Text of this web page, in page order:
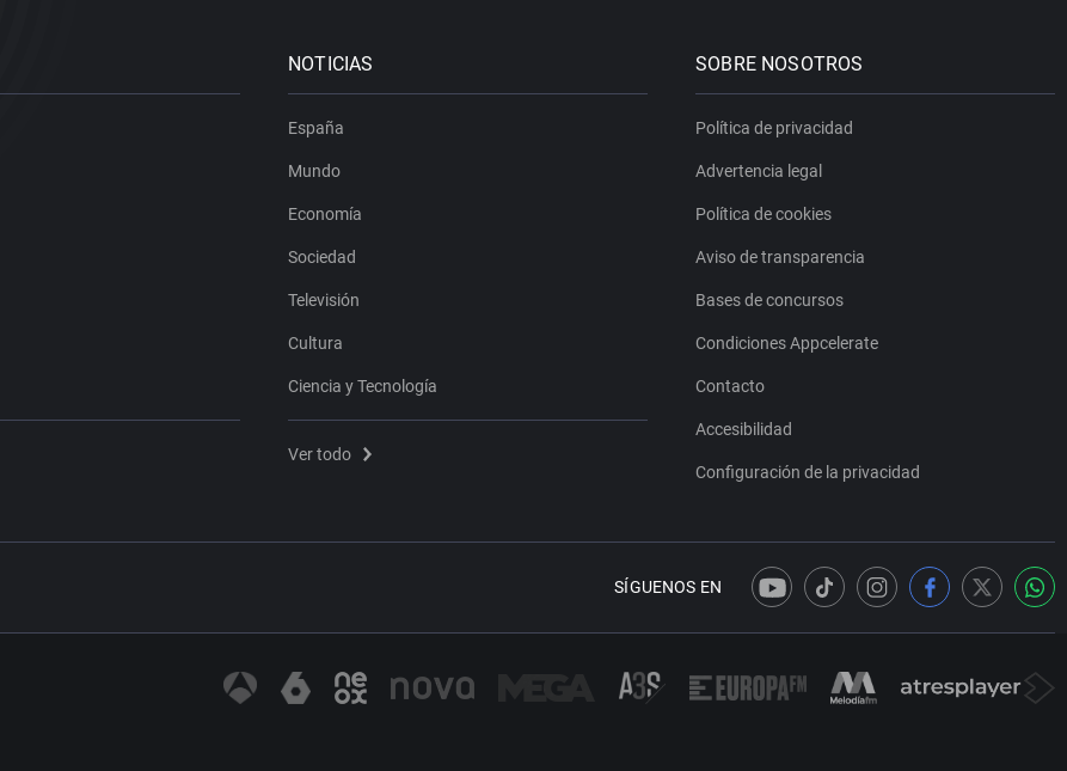
NOTICIAS
España
Mundo
Economía
Sociedad
Televisión
Cultura
Ciencia y Tecnología
Ver todo
SOBRE NOSOTROS
Política de privacidad
Advertencia legal
Política de cookies
Aviso de transparencia
Bases de concursos
Condiciones Appcelerate
Contacto
Accesibilidad
Configuración de la privacidad
SÍGUENOS EN